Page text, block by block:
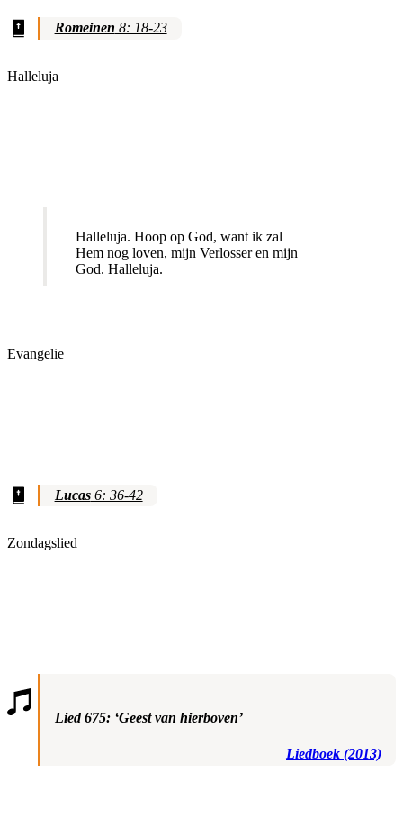
Romeinen 8: 18-23
Halleluja
Halleluja. Hoop op God, want ik zal
Hem nog loven, mijn Verlosser en mijn
God. Halleluja.
Evangelie
Lucas6: 36-42
Zondagslied
Lied 675: ‘Geest van hierboven’
Liedboek (2013)